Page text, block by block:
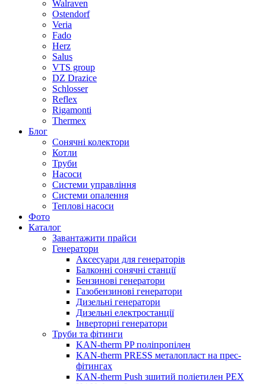
Walraven
Ostendorf
Veria
Fado
Herz
Salus
VTS group
DZ Drazice
Schlosser
Reflex
Rigamonti
Thermex
Блог
Сонячні колектори
Котли
Труби
Насоси
Системи управління
Системи опалення
Теплові насоси
Фото
Каталог
Завантажити прайси
Генератори
Аксесуари для генераторів
Балконні сонячні станції
Бензинові генератори
Газобензинові генератори
Дизельні генератори
Дизельні електростанції
Інверторні генератори
Труби та фітинги
KAN-therm PP поліпропілен
KAN-therm PRESS металопласт на прес-
фітингах
KAN-therm Push зшитий поліетилен PEX